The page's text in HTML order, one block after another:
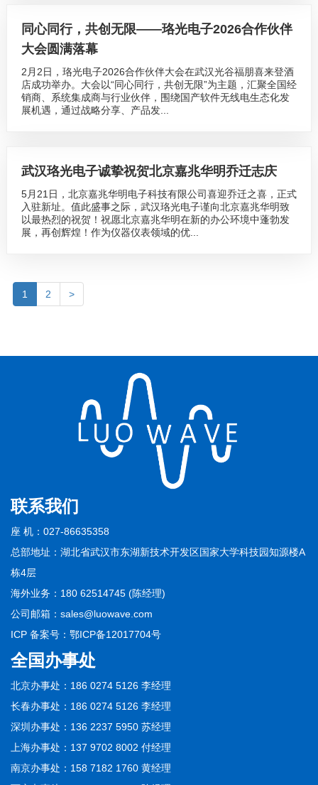
同心同行，共创无限——珞光电子2026合作伙伴
大会圆满落幕
2月2日，珞光电子2026合作伙伴大会在武汉光谷福朋喜来登酒
店成功举办。大会以“同心同行，共创无限”为主题，汇聚全国经
销商、系统集成商与行业伙伴，围绕国产软件无线电生态化发
展机遇，通过战略分享、产品发...
武汉珞光电子诚挚祝贺北京嘉兆华明乔迁志庆
5月21日，北京嘉兆华明电子科技有限公司喜迎乔迁之喜，正式
入驻新址。值此盛事之际，武汉珞光电子谨向北京嘉兆华明致
以最热烈的祝贺！祝愿北京嘉兆华明在新的办公环境中蓬勃发
展，再创辉煌！作为仪器仪表领域的优...
1 2 >
联系我们
座 机：027-86635358
总部地址：湖北省武汉市东湖新技术开发区国家大学科技园知源楼A
栋4层
海外业务：180 62514745 (陈经理)
公司邮箱：sales@luowave.com
ICP 备案号： 鄂ICP备12017704号
全国办事处
北京办事处：186 0274 5126 李经理
长春办事处：186 0274 5126 李经理
深圳办事处：136 2237 5950 苏经理
上海办事处：137 9702 8002 付经理
南京办事处：158 7182 1760 黄经理